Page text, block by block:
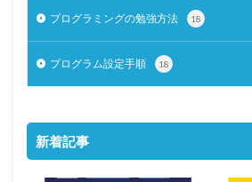
プログラミングの勉強方法 18
プログラム設定手順 18
新着記事